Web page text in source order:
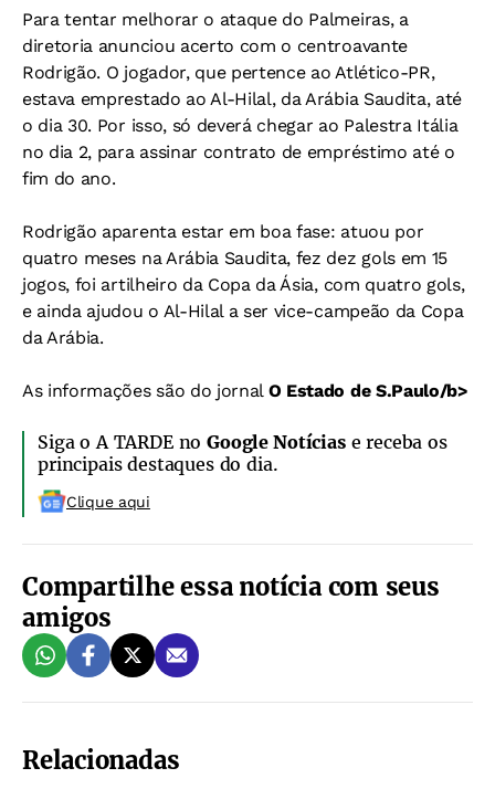
Para tentar melhorar o ataque do Palmeiras, a
diretoria anunciou acerto com o centroavante
Rodrigão. O jogador, que pertence ao Atlético-PR,
estava emprestado ao Al-Hilal, da Arábia Saudita, até
o dia 30. Por isso, só deverá chegar ao Palestra Itália
no dia 2, para assinar contrato de empréstimo até o
fim do ano.
Rodrigão aparenta estar em boa fase: atuou por
quatro meses na Arábia Saudita, fez dez gols em 15
jogos, foi artilheiro da Copa da Ásia, com quatro gols,
e ainda ajudou o Al-Hilal a ser vice-campeão da Copa
da Arábia.
As informações são do jornal O Estado de S.Paulo/b>
Siga o A TARDE noGoogle Notíciase receba os
principais destaques do dia.
Clique aqui
Compartilhe essa notícia com seus
amigos
Relacionadas